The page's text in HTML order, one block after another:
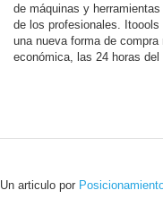
de máquinas y
de los profesionales.
una nueva forma de
económica, las 24 horas
Un articulo por